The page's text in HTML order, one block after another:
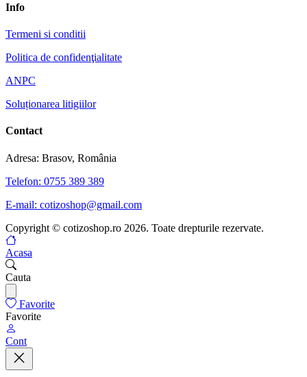
Info
Termeni si conditii
Politica de confidenţialitate
ANPC
Soluționarea litigiilor
Contact
Adresa: Brasov, România
Telefon: 0755 389 389
E-mail: cotizoshop@gmail.com
Copyright © cotizoshop.ro 2026. Toate drepturile rezervate.
Acasa
Cauta
Favorite
Favorite
Cont